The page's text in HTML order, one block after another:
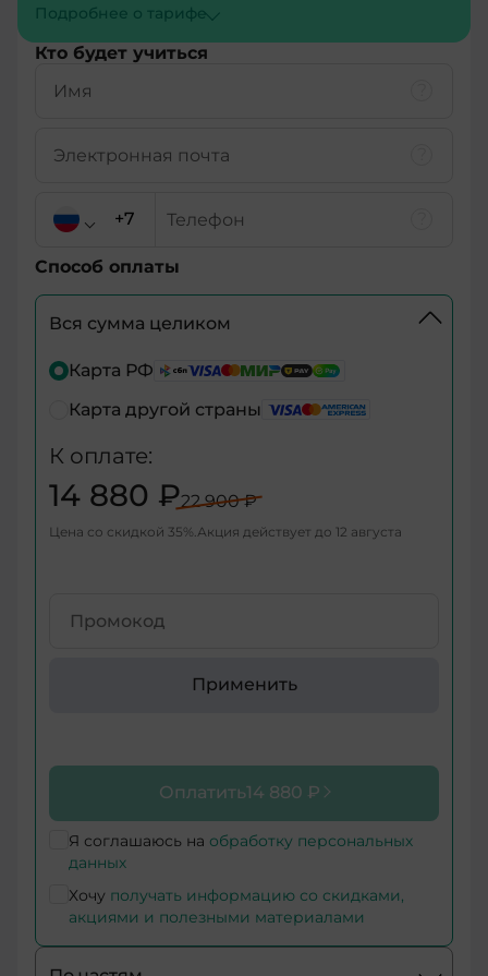
Подробнее о тарифe
Кто будет учиться
+7
+7
+375
+971
+1-
+355
Способ оплаты
Вся сумма целиком
Карта РФ
Карта другой страны
К оплате:
14 880 ₽22 900 ₽
Цена со скидкой 35% Акция действует до 12 августа
Применить
Оплатить14 880 ₽
Я соглашаюсь на обработку персональных
данных
Хочу получать информацию со скидками,
акциями и полезными материалами